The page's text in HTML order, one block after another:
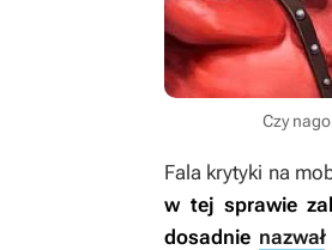
Czy
Fala krytyki na
w tej sprawie
dosadnie nazwał